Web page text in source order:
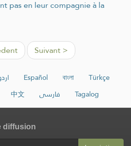
pas en leur compagnie à la
Suivant >
Español বাংলা
Türkçe
中文 فارسی Tagalog
diffusion